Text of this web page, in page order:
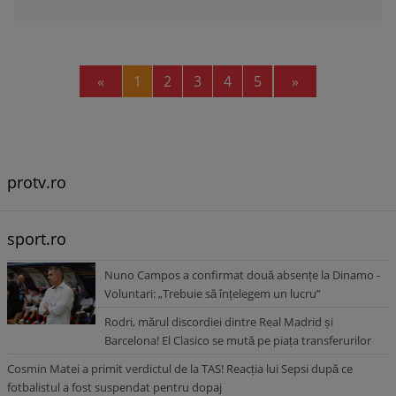
« Previous
1 2 3 4 5 »
protv.ro
sport.ro
Nuno Campos a confirmat două absențe la Dinamo -
Voluntari: „Trebuie să înțelegem un lucru”
Rodri, mărul discordiei dintre Real Madrid și
Barcelona! El Clasico se mută pe piața transferurilor
Cosmin Matei a primit verdictul de la TAS! Reacția lui Sepsi după ce
fotbalistul a fost suspendat pentru dopaj